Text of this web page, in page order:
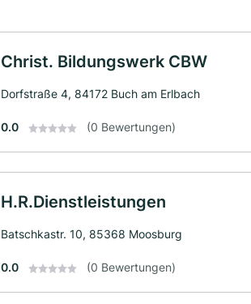
Christ. Bildungswerk CBW
Dorfstraße 4, 84172 Buch am Erlbach
0.0 (0 Bewertungen)
H.R.Dienstleistungen
Batschkastr. 10, 85368 Moosburg
0.0 (0 Bewertungen)